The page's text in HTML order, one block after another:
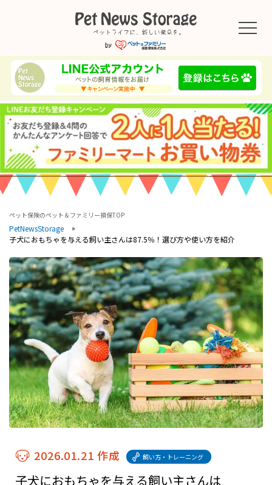
ペット保険のペット＆ファミリー損保TOP
PetNewsStorage
子犬におもちゃを与える飼い主さんは87.5％！選び方や使い方を紹介
2026.01.21 作成 飼い方・トレーニング
子犬におもちゃを与える飼い主さんは